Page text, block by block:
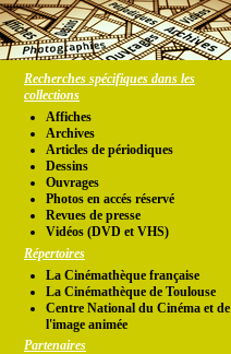
Recherches spécifiques dans les
collections
Affiches
Archives
Articles de périodiques
Dessins
Ouvrages
Photos en accés réservé
Revues de presse
Vidéos (DVD et VHS)
Répertoires
La Cinémathèque française
La Cinémathèque de Toulouse
Centre National du Cinéma et de
l'image animée
Partenaires